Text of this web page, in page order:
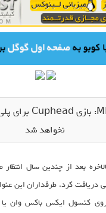
نخواهد شد
۲۰۱۷ بر روی کنسول ایکس باکس